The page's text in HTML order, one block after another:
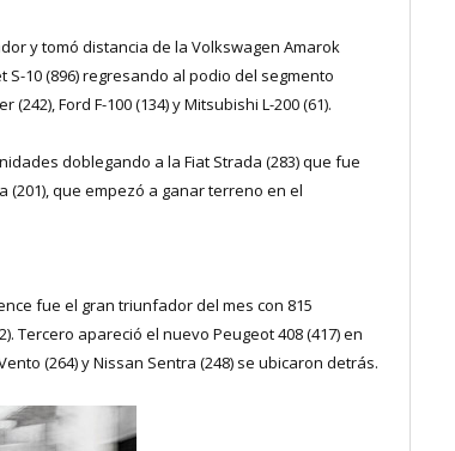
y tomó distancia de la Volkswagen Amarok
10 (896) regresando al podio del segmento
Ford F-100 (134) y Mitsubishi L-200 (61).
doblegando a la Fiat Strada (283) que fue
que empezó a ganar terreno en el
fue el gran triunfador del mes con 815
Tercero apareció el nuevo Peugeot 408 (417) en
(264) y Nissan Sentra (248) se ubicaron detrás.